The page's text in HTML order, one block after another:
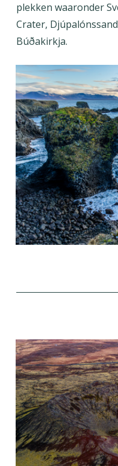
plekken waaronder
Crater,
Búðakirkja.